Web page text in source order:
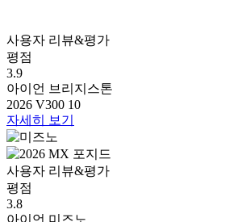
사용자 리뷰&평가
평점
3.9
아이언 브리지스톤
2026 V300 10
자세히 보기
사용자 리뷰&평가
평점
3.8
아이언 미즈노